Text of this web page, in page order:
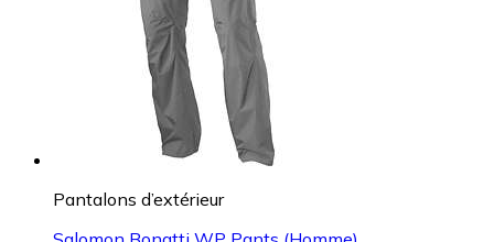
Pantalons d’extérieur